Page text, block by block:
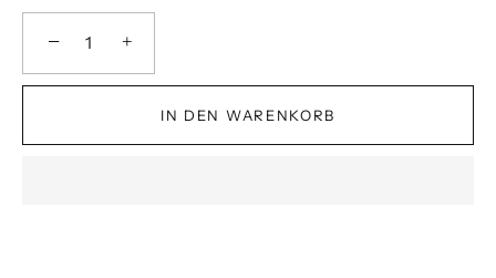
− +
IN DEN WARENKORB